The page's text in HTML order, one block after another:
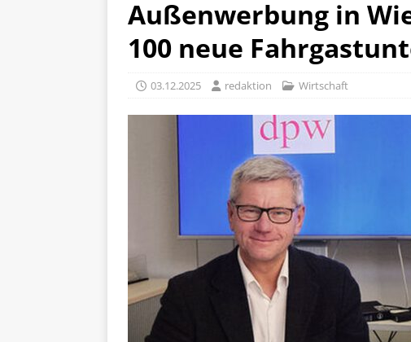
Außenwerbung in
100 neue
03.12.2025 redaktion Wirtschaft